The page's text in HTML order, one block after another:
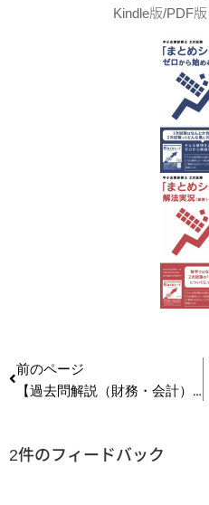
Kindle版/PDF
前のページ
【過去問解説（財務・会計）】R2 第11問 経営分析
2件のフィードバック